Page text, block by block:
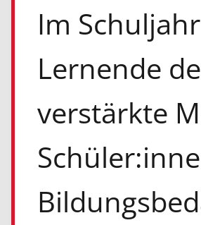
Im
Lernende
verstärkte